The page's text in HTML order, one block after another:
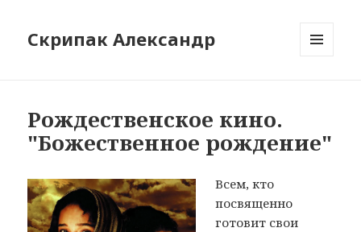
Скрипак Александр
Рождественское кино.
"Божественное рождение"
Всем, кто
посвященно
готовит свои